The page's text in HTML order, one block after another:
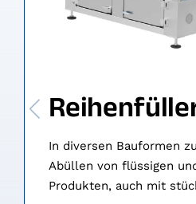
In diversen Bauformen
Abüllen von flüssigen
Produkten, auch mit